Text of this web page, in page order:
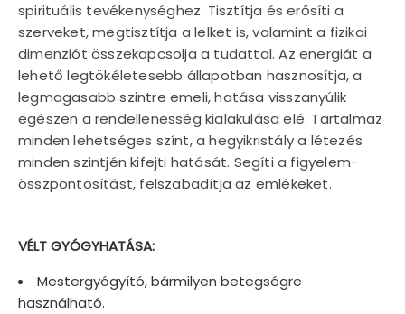
spirituális tevékenységhez. Tisztítja és erősíti a
szerveket, megtisztítja a lelket is, valamint a fizikai
dimenziót összekapcsolja a tudattal. Az energiát a
lehető legtökéletesebb állapotban hasznosítja, a
legmagasabb szintre emeli, hatása visszanyúlik
egészen a rendellenesség kialakulása elé. Tartalmaz
minden lehetséges színt, a hegyikristály a létezés
minden szintjén kifejti hatását. Segíti a figyelem-
összpontosítást, felszabadítja az emlékeket.
VÉLT GYÓGYHATÁSA:
Mestergyógyító, bármilyen betegségre
használható.